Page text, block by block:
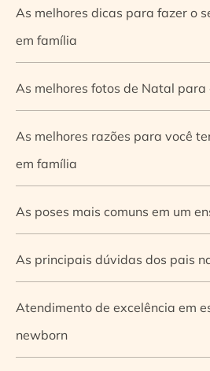
As melhores dicas para fazer o
em família
As melhores fotos de Natal
As melhores razões para você
em família
As poses mais comuns em um
As principais dúvidas dos pais
Atendimento de excelência em
newborn